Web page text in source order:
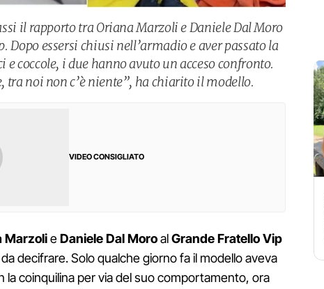
il rapporto tra Oriana Marzoli e Daniele Dal Moro
Dopo essersi chiusi nell’armadio e aver passato la
e coccole, i due hanno avuto un acceso confronto.
tra noi non c’è niente”, ha chiarito il modello.
VIDEO CONSIGLIATO
MarzolieDaniele Dal MoroalGrande Fratello Vip
decifrare. Solo qualche giorno fa il modello aveva
la coinquilina per via del suo comportamento, ora